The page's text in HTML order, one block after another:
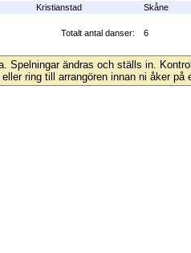
Kristianstad Skåne
Totalt antal danser: 6
Spelningar ändras och ställs in.
ring till arrangören innan ni åker på